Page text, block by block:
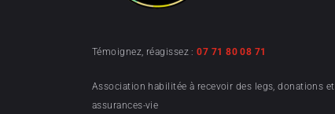
Témoignez, réagissez :07 71 80 08 71
Association habilitée à recevoir des legs, donations et
assurances-vie